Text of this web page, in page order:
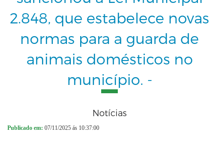
2.848, que estabelece novas
normas para a guarda de
animais domésticos no
município. -
Notícias
Publicado em: 07/11/2025 ás 10:37:00